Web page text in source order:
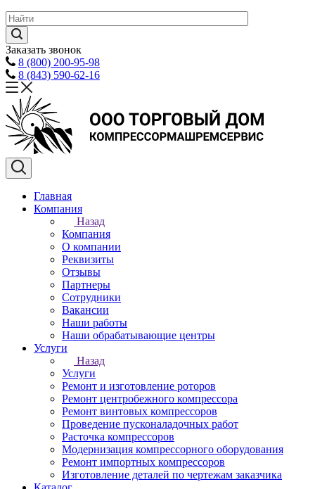
Заказать звонок
8 (800) 200-95-98
8 (843) 590-62-16
Главная
Компания
Назад
Компания
О компании
Реквизиты
Отзывы
Партнеры
Сотрудники
Вакансии
Наши работы
Наши обрабатывающие центры
Услуги
Назад
Услуги
Ремонт и изготовление роторов
Ремонт центробежного компрессора
Ремонт винтовых компрессоров
Проведение пусконаладочных работ
Расточка компрессоров
Модернизация компрессорного оборудования
Ремонт импортных компрессоров
Изготовление деталей по чертежам заказчика